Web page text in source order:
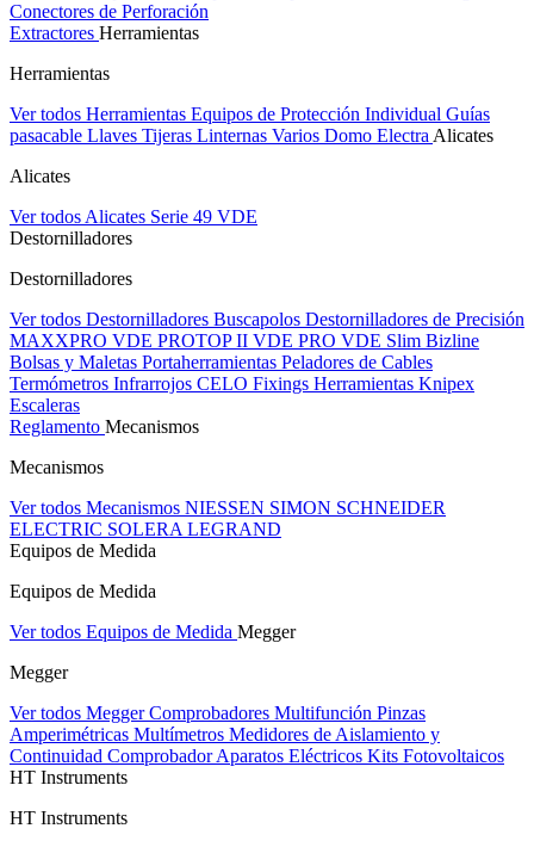
Conectores de Perforación
Extractores Herramientas
Herramientas
Ver todos Herramientas Equipos de Protección Individual Guías
pasacable Llaves Tijeras Linternas Varios Domo Electra Alicates
Alicates
Ver todos Alicates Serie 49 VDE
Destornilladores
Destornilladores
Ver todos Destornilladores Buscapolos Destornilladores de Precisión
MAXXPRO VDE PROTOP II VDE PRO VDE Slim Bizline
Bolsas y Maletas Portaherramientas Peladores de Cables
Termómetros Infrarrojos CELO Fixings Herramientas Knipex
Escaleras
Reglamento Mecanismos
Mecanismos
Ver todos Mecanismos NIESSEN SIMON SCHNEIDER
ELECTRIC SOLERA LEGRAND
Equipos de Medida
Equipos de Medida
Ver todos Equipos de Medida Megger
Megger
Ver todos MeggerComprobadores Multifunción Pinzas
Amperimétricas Multímetros Medidores de Aislamiento y
Continuidad Comprobador Aparatos Eléctricos Kits Fotovoltaicos
HT Instruments
HT Instruments